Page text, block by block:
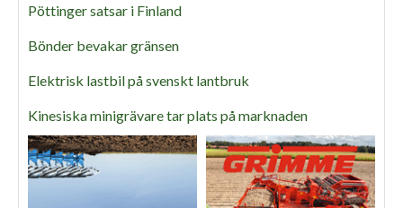
Pöttinger satsar i Finland
Bönder bevakar gränsen
Elektrisk lastbil på svenskt lantbruk
Kinesiska minigrävare tar plats på marknaden